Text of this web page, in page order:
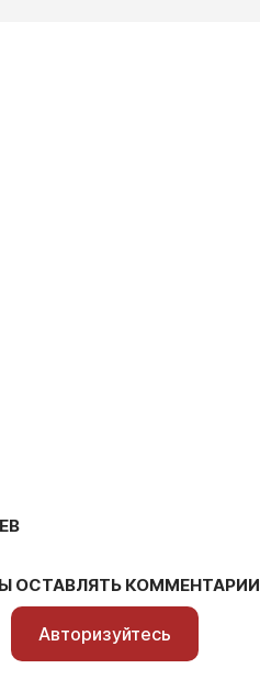
ОСТАВЛЯТЬ КОММЕНТАРИИ
Авторизуйтесь